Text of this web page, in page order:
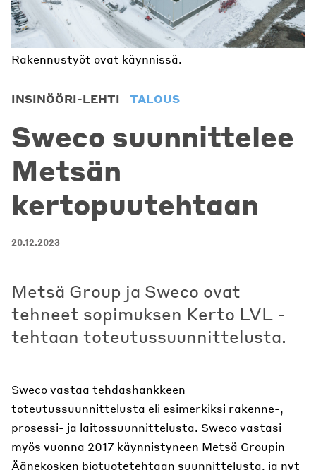
Rakennustyöt ovat käynnissä.
INSINÖÖRI-LEHTI TALOUS
Sweco suunnittelee
Metsän
kertopuutehtaan
20.12.2023
Metsä Group ja Sweco ovat
tehneet sopimuksen Kerto LVL -
tehtaan toteutussuunnittelusta.
Sweco vastaa tehdashankkeen
toteutussuunnittelusta eli esimerkiksi rakenne-,
prosessi- ja laitossuunnittelusta. Sweco vastasi
myös vuonna 2017 käynnistyneen Metsä Groupin
Äänekosken biotuotetehtaan suunnittelusta, ja nyt